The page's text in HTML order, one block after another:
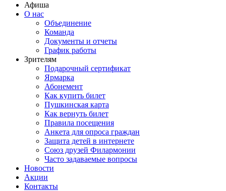
Афиша
О нас
Объединение
Команда
Документы и отчеты
График работы
Зрителям
Подарочный сертификат
Ярмарка
Абонемент
Как купить билет
Пушкинская карта
Как вернуть билет
Правила посещения
Анкета для опроса граждан
Защита детей в интернете
Союз друзей Филармонии
Часто задаваемые вопросы
Новости
Акции
Контакты